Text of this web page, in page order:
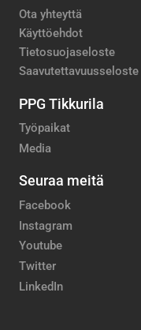
Ota yhteyttä
Käyttöehdot
Tietosuojaseloste
Saavutettavuusseloste
PPG Tikkurila
Työpaikat
Media
Seuraa meitä
Facebook
Instagram
Youtube
Twitter
LinkedIn